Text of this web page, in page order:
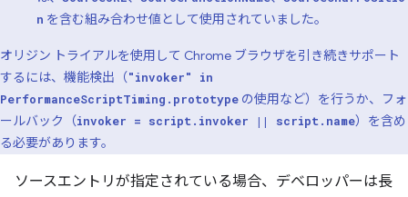
n を含む組み合わせ値として使用されていました。
オリジン トライアルを使用して Chrome ブラウザを引き続きサポート
するには、機能検出（"invoker" in
PerformanceScriptTiming.prototype の使用など）を行うか、フォ
ールバック（invoker = script.invoker || script.name）を含め
る必要があります。
ソースエントリが指定されている場合、デベロッパーは長